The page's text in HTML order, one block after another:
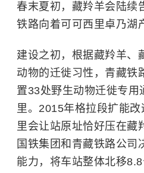
春末夏初，藏羚羊会陆续
铁路向着可可西里卓乃湖
建设之初，根据藏羚羊、
动物的迁徙习性，青藏铁
置33处野生动物迁徙专用
里。2015年格拉段扩能
里会让站原址恰好压在藏
国铁集团和青藏铁路公司
能力，将车站整体北移